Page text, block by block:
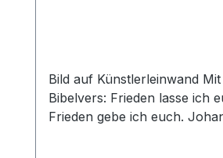
Bild auf Künstlerleinwand
Bibelvers: Frieden lasse ich
Frieden gebe ich euch.